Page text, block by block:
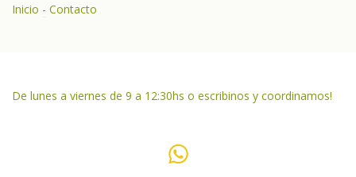
Inicio - Contacto
De lunes a viernes de 9 a 12:30hs o escribinos y coordinamos!